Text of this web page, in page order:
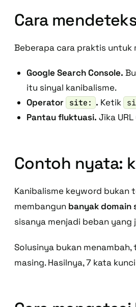
Cara
Beberapa cara praktis untuk
Google Search Console.
itu sinyal kanibalisme.
Operator
site: . Ketik
Pantau fluktuasi. Jika
Contoh nyata:
Kanibalisme keyword bukan
membangun banyak domain
sisanya menjadi beban
Solusinya bukan menambah,
masing. Hasilnya, 7 kata